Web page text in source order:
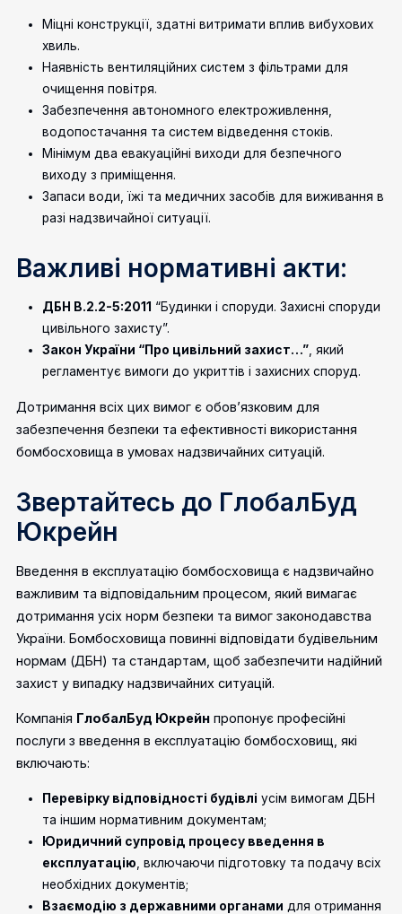
Міцні конструкції, здатні витримати вплив вибухових
хвиль.
Наявність вентиляційних систем з фільтрами для
очищення повітря.
Забезпечення автономного електроживлення,
водопостачання та систем відведення стоків.
Мінімум два евакуаційні виходи для безпечного
виходу з приміщення.
Запаси води, їжі та медичних засобів для виживання в
разі надзвичайної ситуації.
Важливі нормативні акти:
ДБН В.2.2-5:2011 “Будинки і споруди. Захисні споруди
цивільного захисту”.
Закон України “Про цивільний захист…”, який
регламентує вимоги до укриттів і захисних споруд.
Дотримання всіх цих вимог є обов’язковим для
забезпечення безпеки та ефективності використання
бомбосховища в умовах надзвичайних ситуацій.
Звертайтесь до ГлобалБуд
Юкрейн
Введення в експлуатацію бомбосховища є надзвичайно
важливим та відповідальним процесом, який вимагає
дотримання усіх норм безпеки та вимог законодавства
України. Бомбосховища повинні відповідати будівельним
нормам (ДБН) та стандартам, щоб забезпечити надійний
захист у випадку надзвичайних ситуацій.
Компанія ГлобалБуд Юкрейн пропонує професійні
послуги з введення в експлуатацію бомбосховищ, які
включають:
Перевірку відповідності будівлі усім вимогам ДБН
та іншим нормативним документам;
Юридичний супровід процесу введення в
експлуатацію , включаючи підготовку та подачу всіх
необхідних документів;
Взаємодію з державними органами для отримання